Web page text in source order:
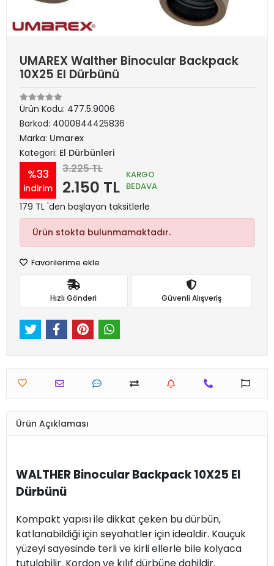
UMAREX Walther Binocular Backpack
10X25 El Dürbünü
Ürün Kodu: 477.5.9006
Barkod: 4000844425836
Marka: Umarex
Kategori: El Dürbünleri
%33
indirim
3.225 TL
2.150 TL
KARGO
BEDAVA
179 TL 'den başlayan taksitlerle
Ürün stokta bulunmamaktadır.
Favorilerime ekle
Hızlı Gönderi Güvenli Alışveriş
Ürün Açıklaması
WALTHER Binocular Backpack 10X25 El
Dürbünü
Kompakt yapısı ile dikkat çeken bu dürbün,
katlanabildiği için seyahatler için idealdir. Kauçuk
yüzeyi sayesinde terli ve kirli ellerle bile kolyaca